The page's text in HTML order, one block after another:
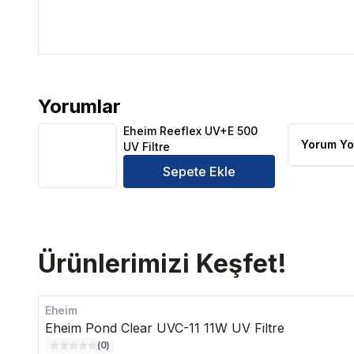
Yorumlar
Eheim Reeflex UV+E 500 UV Filtre Ürün Yorumları
Eheim Reeflex UV+E 500
UV Filtre
Sepete Ekle
Yorum
Ürünlerimizi Keşfet!
Eheim
Eheim Pond Clear UVC-11 11W UV Filtre
(0)